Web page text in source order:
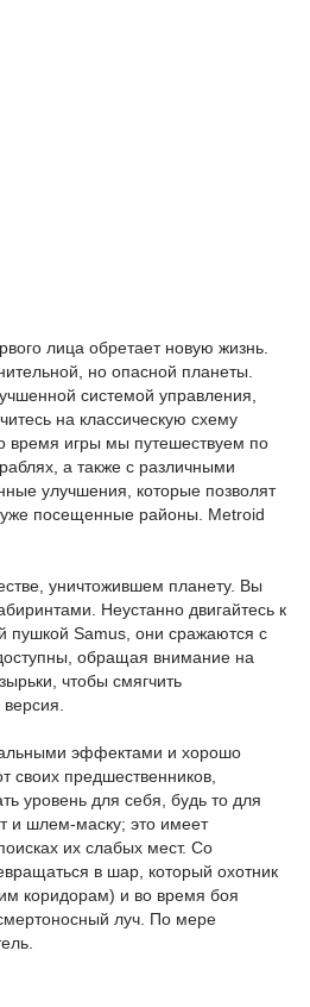
лица обретает новую жизнь.
но опасной планеты.
системой управления,
на классическую схему
время игры мы путешествуем по
а также с различными
улучшения, которые позволят
уже посещенные районы. Metroid
уничтожившем планету. Вы
Неустанно двигайтесь к
пушкой Samus, они сражаются с
обращая внимание на
чтобы смягчить
эффектами и хорошо
своих предшественников,
уровень для себя, будь то для
и шлем-маску; это имеет
их слабых мест. Со
в шар, который охотник
коридорам) и во время боя
луч. По мере